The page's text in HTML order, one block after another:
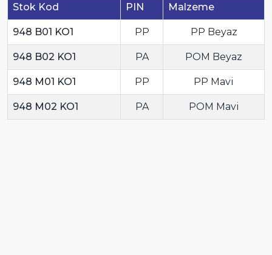
Stok Kod PIN Malzeme
948 B01 KO1 PP PP Beyaz
948 B02 KO1 PA POM Beyaz
948 M01 KO1 PP PP Mavi
948 M02 KO1 PA POM Mavi